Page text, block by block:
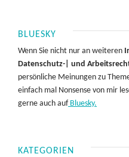
BLUESKY
Wenn Sie nicht nur an weiteren
Datenschutz-| und
persönliche Meinungen zu
einfach mal Nonsense von mir
gerne auch aufBluesky.
KATEGORIEN